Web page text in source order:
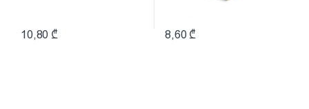
10,80 ₾ 8,60 ₾